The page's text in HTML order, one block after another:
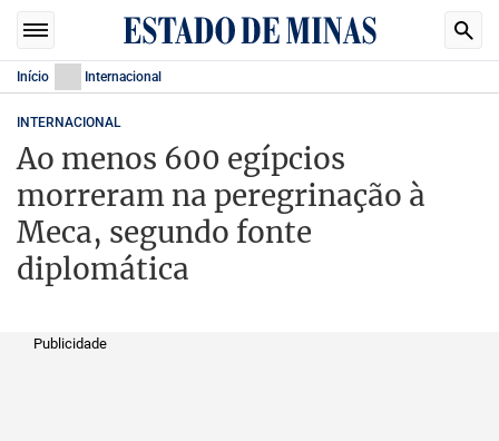
Início Internacional
INTERNACIONAL
Ao menos 600 egípcios
morreram na peregrinação à
Meca, segundo fonte
diplomática
Publicidade